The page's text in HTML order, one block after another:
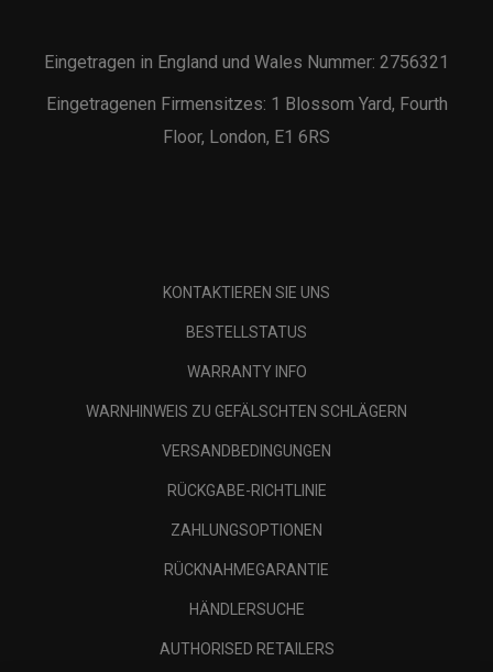
Eingetragen in England und Wales Nummer: 2756321
Eingetragenen Firmensitzes: 1 Blossom Yard, Fourth
Floor, London, E1 6RS
KONTAKTIEREN SIE UNS
BESTELLSTATUS
WARRANTY INFO
WARNHINWEIS ZU GEFÄLSCHTEN SCHLÄGERN
VERSANDBEDINGUNGEN
RÜCKGABE-RICHTLINIE
ZAHLUNGSOPTIONEN
RÜCKNAHMEGARANTIE
HÄNDLERSUCHE
AUTHORISED RETAILERS